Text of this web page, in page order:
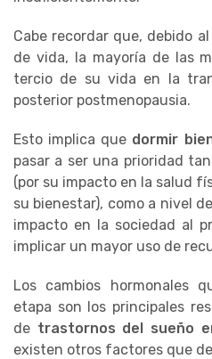
Cabe recordar que, debido
de vida, la mayoría de las
tercio de su vida en la
posterior postmenopausia.
Esto implica que dormir
pasar a ser una prioridad
(por su impacto en la salud
su bienestar), como a nivel
impacto en la sociedad al
implicar un mayor uso de
Los cambios hormonales
etapa son los principales
de trastornos del sueño
existen otros factores que